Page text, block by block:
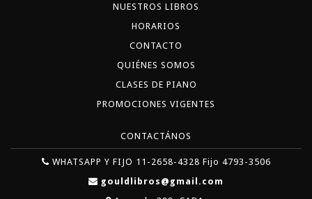
NUESTROS LIBROS
HORARIOS
CONTACTO
QUIÉNES SOMOS
CLASES DE PIANO
PROMOCIONES VIGENTES
CONTACTÁNOS
WHATSAPP Y FIJO 11-2658-4328 Fijo 4793-3506
gouldlibros@gmail.com